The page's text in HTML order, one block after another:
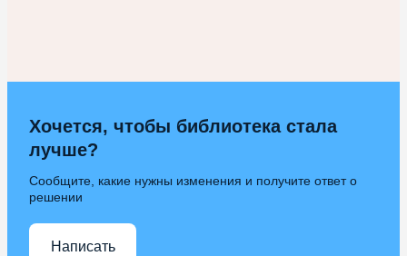
Хочется, чтобы библиотека стала
лучше?
Сообщите, какие нужны изменения и получите ответ о
решении
Написать